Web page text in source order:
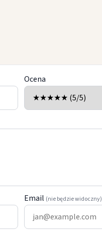
Ocena
Email (nie będzie widoczny)